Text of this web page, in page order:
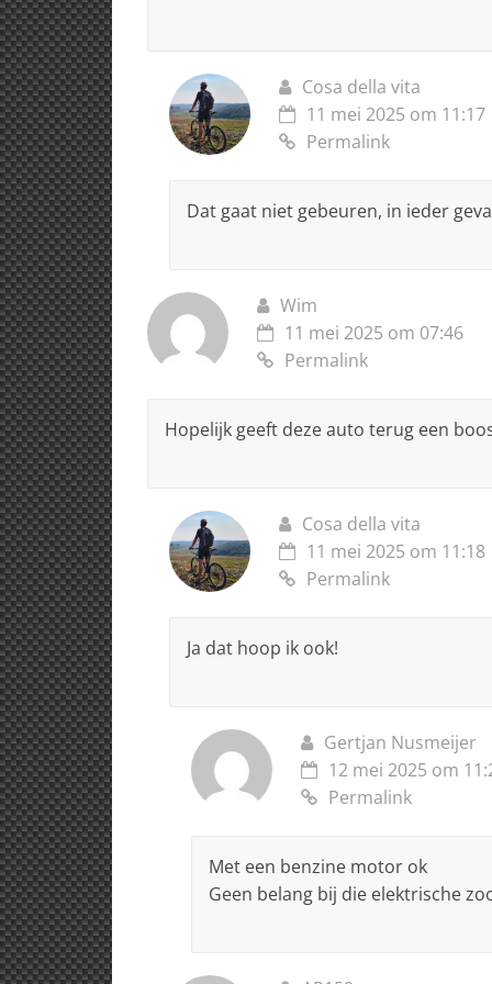
Cosa della vita
11 mei 2025 om 11:17
Permalink
Dat gaat niet gebeuren, in ieder
Wim
11 mei 2025 om 07:46
Permalink
Hopelijk geeft deze auto terug een
Cosa della vita
11 mei 2025 om 11:18
Permalink
Ja dat hoop ik ook!
Gertjan Nusmeijer
12 mei 2025 om
Permalink
Met een benzine motor ok
Geen belang bij die elektrische